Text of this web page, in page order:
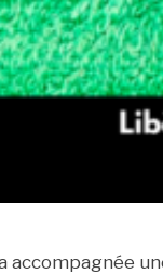
accompagnée